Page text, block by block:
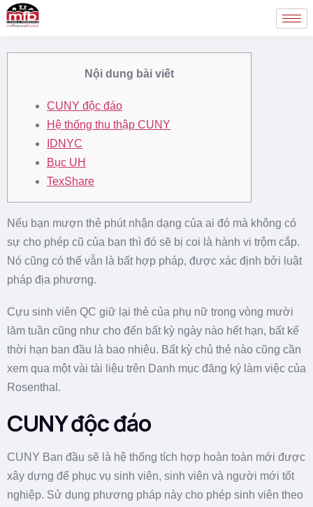
Nội dung bài viết
CUNY độc đáo
Hệ thống thu thập CUNY
IDNYC
Bục UH
TexShare
Nếu bạn mượn thẻ phút nhận dạng của ai đó mà không có
sự cho phép cũ của bạn thì đó sẽ bị coi là hành vi trộm cắp.
Nó cũng có thể vẫn là bất hợp pháp, được xác định bởi luật
pháp địa phương.
Cựu sinh viên QC giữ lại thẻ của phụ nữ trong vòng mười
lăm tuần cũng như cho đến bất kỳ ngày nào hết hạn, bất kể
thời hạn ban đầu là bao nhiêu. Bất kỳ chủ thẻ nào cũng cần
xem qua một vài tài liệu trên Danh mục đăng ký làm việc của
Rosenthal.
CUNY độc đáo
CUNY Ban đầu sẽ là hệ thống tích hợp hoàn toàn mới được
xây dựng để phục vụ sinh viên, sinh viên và người mới tốt
nghiệp. Sử dụng phương pháp này cho phép sinh viên theo